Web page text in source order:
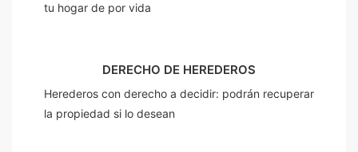
tu hogar de por vida
DERECHO DE HEREDEROS
Herederos con derecho a decidir: podrán recuperar
la propiedad si lo desean